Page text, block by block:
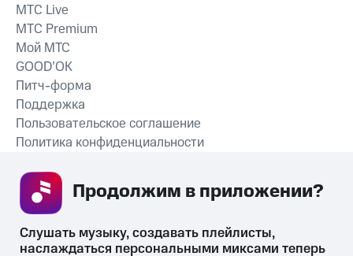
СКАЧАТЬ ПРИЛОЖЕНИЕ
MTС Live
MTС Premium
Мой МТС
GOOD’OK
Питч-форма
Поддержка
Пользовательское соглашение
Политика конфиденциальности
Слушать музыку, создавать плейлисты,
наслаждаться персональными миксами теперь